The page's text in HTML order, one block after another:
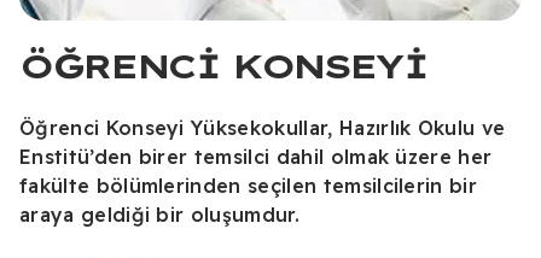
ÖĞRENCI KONSEYI
Öğrenci Konseyi Yüksekokullar, Hazırlık Okulu ve
Enstitü’den birer temsilci dahil olmak üzere her
fakülte bölümlerinden seçilen temsilcilerin bir
araya geldiği bir oluşumdur.